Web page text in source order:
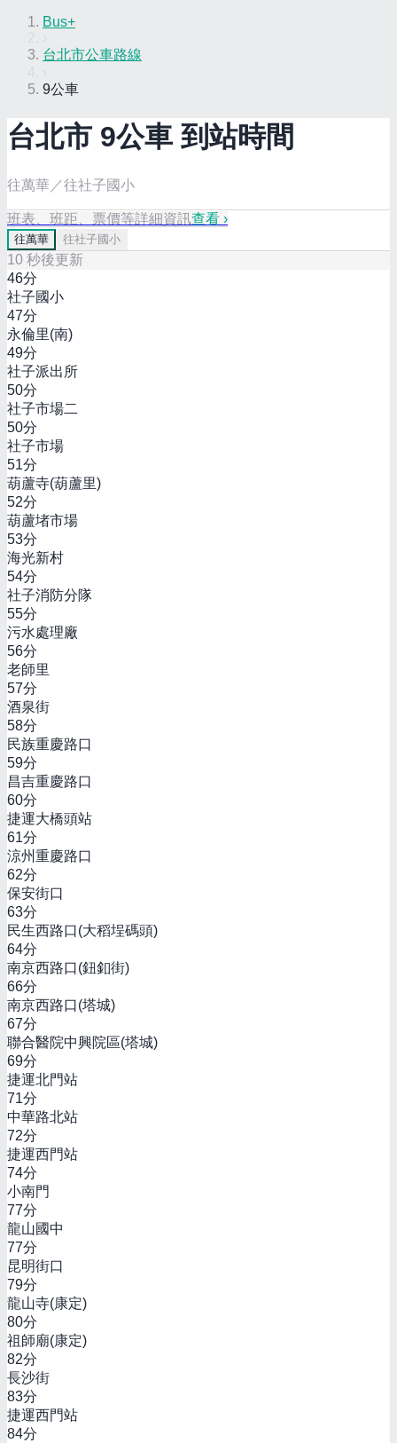
Bus+
台北市公車路線
9公車
台北市 9公車 到站時間
往萬華／往社子國小
班表、班距、票價等詳細資訊查看 ›
往萬華 往社子國小
10 秒後更新
46分
社子國小
47分
永倫里(南)
49分
社子派出所
50分
社子市場二
50分
社子市場
51分
葫蘆寺(葫蘆里)
52分
葫蘆堵市場
53分
海光新村
54分
社子消防分隊
55分
污水處理廠
56分
老師里
57分
酒泉街
58分
民族重慶路口
59分
昌吉重慶路口
60分
捷運大橋頭站
61分
涼州重慶路口
62分
保安街口
63分
民生西路口(大稻埕碼頭)
64分
南京西路口(鈕釦街)
66分
南京西路口(塔城)
67分
聯合醫院中興院區(塔城)
69分
捷運北門站
71分
中華路北站
72分
捷運西門站
74分
小南門
77分
龍山國中
77分
昆明街口
79分
龍山寺(康定)
80分
祖師廟(康定)
82分
長沙街
83分
捷運西門站
84分